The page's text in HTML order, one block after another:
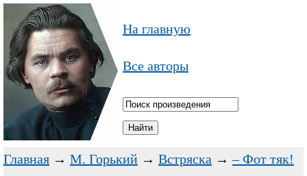
На главную
Все авторы
Главная → М. Горький → Встряска →– Фот тяк!